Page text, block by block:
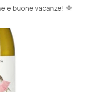
e buone vacanze! 🌞